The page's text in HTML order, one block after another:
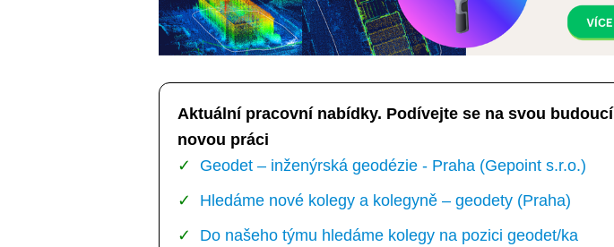
Aktuální pracovní nabídky. Podívejte se na svou budoucí
novou práci
Geodet – inženýrská geodézie - Praha (Gepoint s.r.o.)
Hledáme nové kolegy a kolegyně – geodety (Praha)
Do našeho týmu hledáme kolegy na pozici geodet/ka